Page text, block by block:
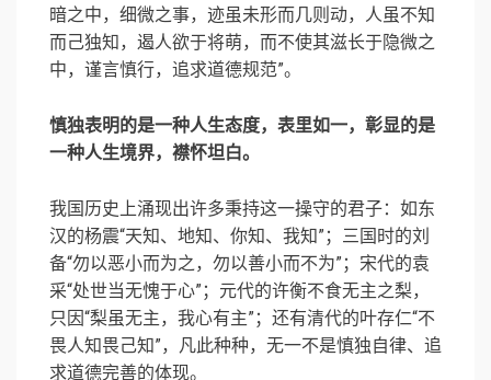
暗之中，细微之事，迹虽未形而几则动，人虽不知
而己独知，遏人欲于将萌，而不使其滋长于隐微之
中，谨言慎行，追求道德规范”。
慎独表明的是一种人生态度，表里如一，彰显的是
一种人生境界，襟怀坦白。
我国历史上涌现出许多秉持这一操守的君子：如东
汉的杨震“天知、地知、你知、我知”；三国时的刘
备“勿以恶小而为之，勿以善小而不为”；宋代的袁
采“处世当无愧于心”；元代的许衡不食无主之梨，
只因“梨虽无主，我心有主”；还有清代的叶存仁“不
畏人知畏己知”，凡此种种，无一不是慎独自律、追
求道德完善的体现。